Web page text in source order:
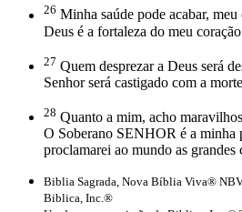
26 Minha saúde pode acabar,
Deus é a fortaleza do meu
27 Quem desprezar a Deus será
Senhor será castigado com a
28 Quanto a mim, acho
O Soberano SENHOR é a minha
proclamarei ao mundo as
Biblia Sagrada, Nova Bíblia Viva®
Biblica, Inc.®